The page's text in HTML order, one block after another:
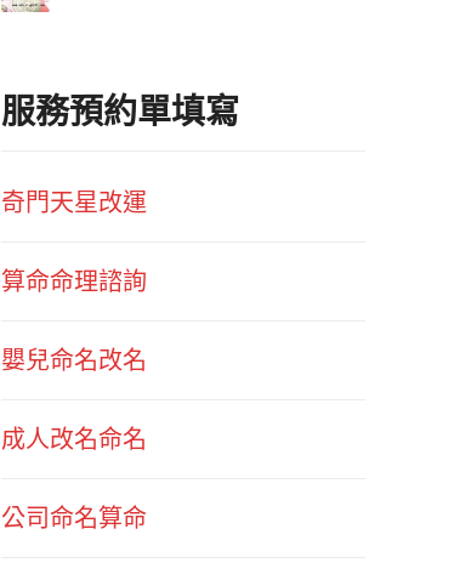
服務預約單填寫
奇門天星改運
算命命理諮詢
嬰兒命名改名
成人改名命名
公司命名算命